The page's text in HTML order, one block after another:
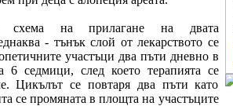
схема на прилагане на двата
- тънък слой от лекарството се
участъци два пъти дневно в
6 седмици, след което терапията се
Цикълът се повтаря два пъти като
се промяната в площта на участъците